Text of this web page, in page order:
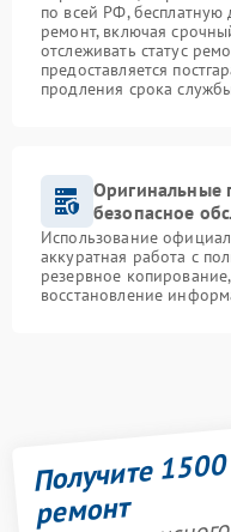
по всей РФ, бесплатную
ремонт, включая
отслеживать статус
предоставляется
продления срока
Оригинальные
безопасное
Использование
аккуратная работа с
резервное
восстановление
Получите
ремонт